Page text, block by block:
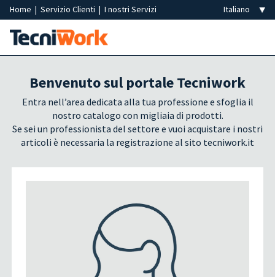
Home | Servizio Clienti | I nostri Servizi
Benvenuto sul portale Tecniwork
Entra nell’area dedicata alla tua professione e sfoglia il
nostro catalogo con migliaia di prodotti.
Se sei un professionista del settore e vuoi acquistare i nostri
articoli è necessaria la registrazione al sito tecniwork.it